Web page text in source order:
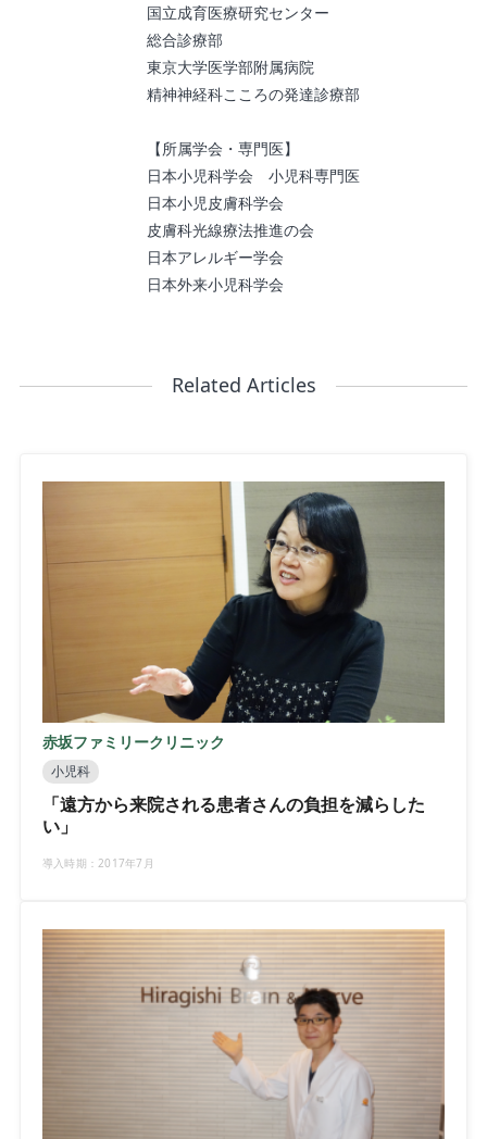
国立成育医療研究センター
総合診療部
東京大学医学部附属病院
精神神経科こころの発達診療部
【所属学会・専門医】
日本小児科学会 小児科専門医
日本小児皮膚科学会
皮膚科光線療法推進の会
日本アレルギー学会
日本外来小児科学会
Related Articles
赤坂ファミリークリニック
小児科
「遠方から来院される患者さんの負担を減らした
い」
導入時期：2017年7月